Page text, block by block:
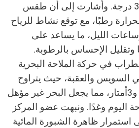
العظمى المتوقعة 36 درجة. وأشارت إلى أن طقس
رطبًا، مع توقع نشاط للرياح
الليل، ما يساعد على
وتقليل الإحساس بالرطوبة.
في حركة الملاحة البحرية
السويس والعقبة، حيث يتراوح
ارتفاع الأمواج بين 2 و3أمتار، مما يجعل البحر غير مؤهل
اليوم وغدًا. ونبهت عضو المركز
استمرار ظاهرة الشبورة المائية